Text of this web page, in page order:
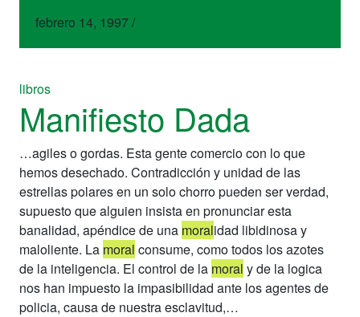
febrero 14, 1997/
libros
Manifiesto Dada
…agiles o gordas. Esta gente comercio con lo que
hemos desechado. Contradicción y unidad de las
estrellas polares en un solo chorro pueden ser verdad,
supuesto que alguien insista en pronunciar esta
banalidad, apéndice de una moralidad libidinosa y
maloliente. La moral consume, como todos los azotes
de la inteligencia. El control de la moral y de la logica
nos han impuesto la impasibilidad ante los agentes de
policia, causa de nuestra esclavitud,…